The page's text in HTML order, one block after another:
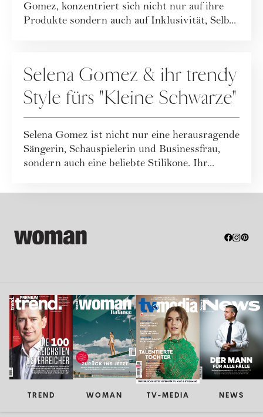
Gomez, konzentriert sich nicht nur auf ihre
Produkte sondern auch auf Inklusivität, Selb...
Selena Gomez & ihr trendy
Style fürs "Kleine Schwarze"
Selena Gomez ist nicht nur eine herausragende
Sängerin, Schauspielerin und Businessfrau,
sondern auch eine beliebte Stilikone. Ihr...
TREND WOMAN TV-MEDIA NEWS